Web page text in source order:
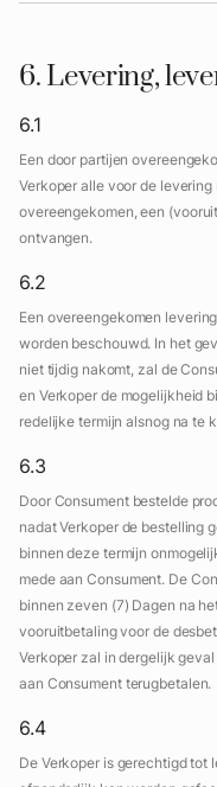
6. Levering,
6.1
Een door partijen
Verkoper alle voor de
overeengekomen, een
ontvangen.
6.2
Een overeengekomen
worden beschouwd. In het
niet tijdig nakomt, zal de
en Verkoper de mogelijkheid
redelijke termijn alsnog na te
6.3
Door Consument bestelde
nadat Verkoper de bestelling
binnen deze termijn
mede aan Consument. De
binnen zeven (7) Dagen na
vooruitbetaling voor de
Verkoper zal in dergelijk
aan Consument terugbetalen.
6.4
De Verkoper is gerechtigd tot